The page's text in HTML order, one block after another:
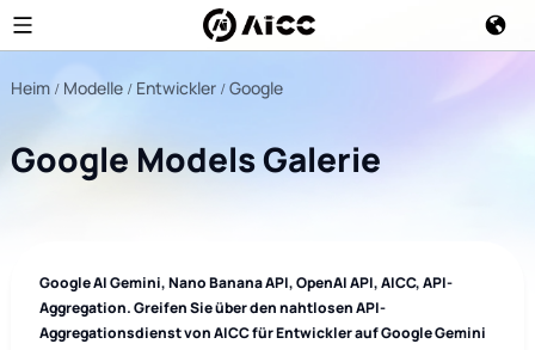
Heim Modelle Entwickler Google
Google Models Galerie
Google AI Gemini, Nano Banana API, OpenAI API, AICC, API-
Aggregation. Greifen Sie über den nahtlosen API-
Aggregationsdienst von AICC für Entwickler auf Google Gemini